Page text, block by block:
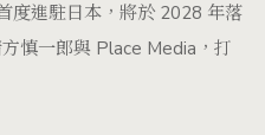
度進駐日本，將於 2028 年落
慎一郎與 Place Media，打